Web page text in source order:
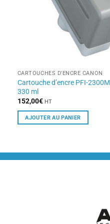
CARTOUCHES D'ENCRE CANON
Cartouche d’encre PFI-
330 ml
152,00€ HT
AJOUTER AU PANIER